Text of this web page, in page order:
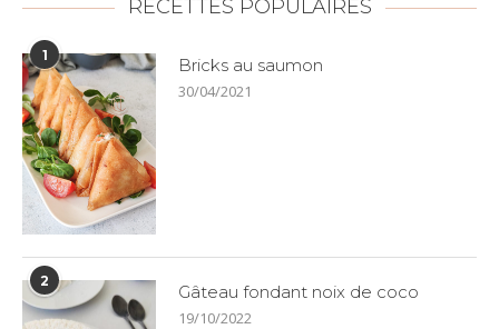
RECETTES POPULAIRES
1
Bricks au saumon
30/04/2021
2
Gâteau fondant noix de coco
19/10/2022